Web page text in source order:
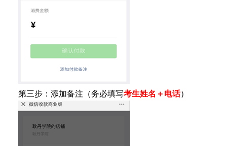
第三步：添加备注（务必填写考生姓名＋电话）